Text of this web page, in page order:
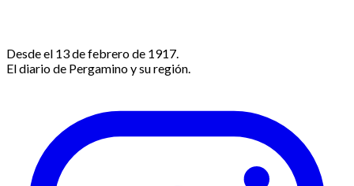
Desde el 13 de febrero de 1917.
El diario de Pergamino y su región.